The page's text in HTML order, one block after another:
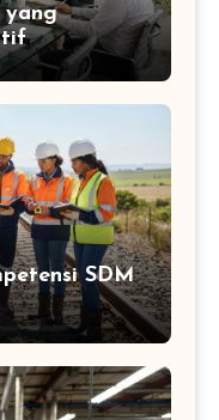
yang
SDM